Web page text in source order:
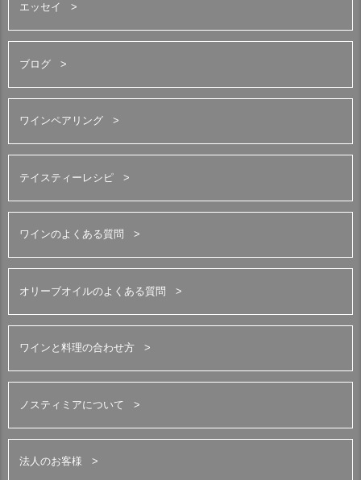
エッセイ
ブログ
ワインペアリング
テイスティーレシピ
ワインのよくある質問
オリーブオイルのよくある質問
ワインと料理の合わせ方
ノスティミアについて
法人のお客様